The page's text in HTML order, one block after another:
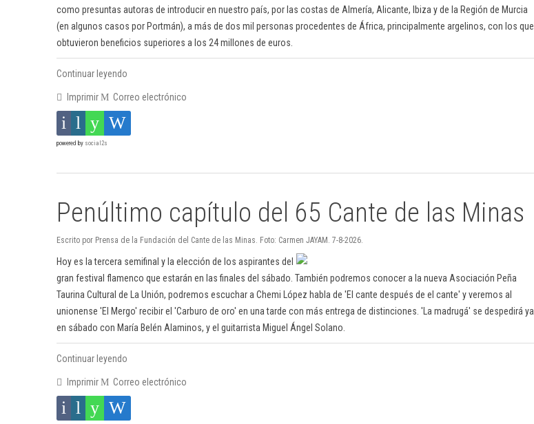
como presuntas autoras de introducir en nuestro país, por las costas de Almería, Alicante, Ibiza y de la Región de Murcia
(en algunos casos por Portmán), a más de dos mil personas procedentes de África, principalmente argelinos, con los que
obtuvieron beneficios superiores a los 24 millones de euros.
Continuar leyendo
Imprimir Correo electrónico
powered by social2s
Penúltimo capítulo del 65 Cante de las Minas
Escrito por Prensa de la Fundación del Cante de las Minas. Foto: Carmen JAYAM. 7-8-2026.
Hoy es la tercera semifinal y la elección de los aspirantes del
gran festival flamenco que estarán en las finales del sábado. También podremos conocer a la nueva Asociación Peña
Taurina Cultural de La Unión, podremos escuchar a Chemi López habla de 'El cante después de el cante' y veremos al
unionense 'El Mergo' recibir el 'Carburo de oro' en una tarde con más entrega de distinciones. 'La madrugá' se despedirá ya
en sábado con María Belén Alaminos, y el guitarrista Miguel Ángel Solano.
Continuar leyendo
Imprimir Correo electrónico